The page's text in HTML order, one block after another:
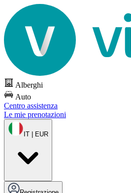
Alberghi
Auto
Centro assistenza
Le mie prenotazioni
IT | EUR